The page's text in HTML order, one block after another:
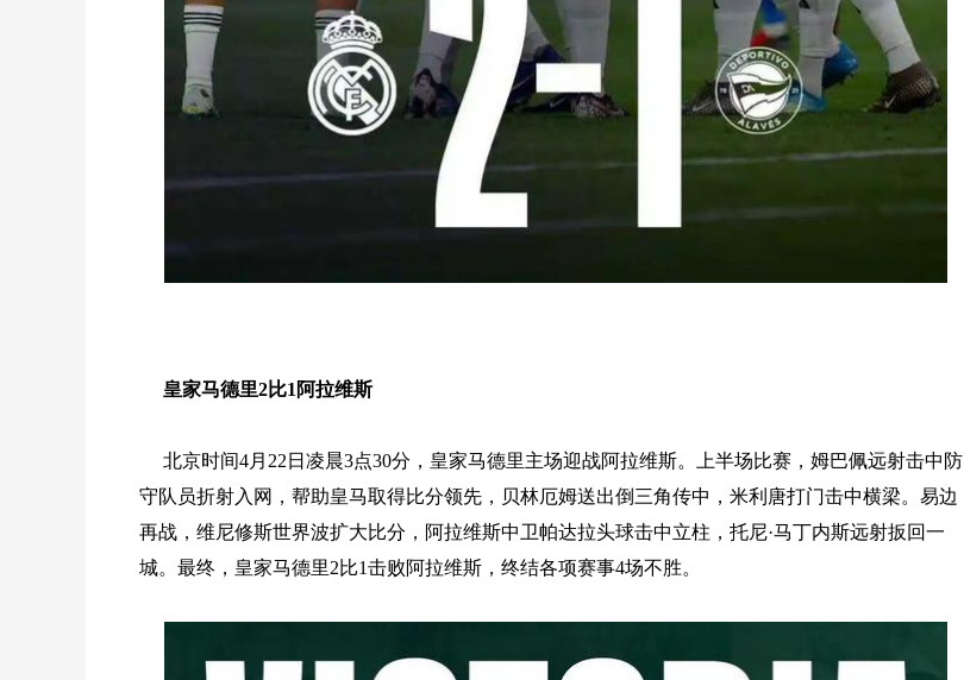
皇家马德里2比1阿拉维斯
北京时间4月22日凌晨3点30分，皇家马德里主场迎战阿拉维斯。上半场比赛，姆巴佩远射击中防
守队员折射入网，帮助皇马取得比分领先，贝林厄姆送出倒三角传中，米利唐打门击中横梁。易边
再战，维尼修斯世界波扩大比分，阿拉维斯中卫帕达拉头球击中立柱，托尼·马丁内斯远射扳回一
城。最终，皇家马德里2比1击败阿拉维斯，终结各项赛事4场不胜。